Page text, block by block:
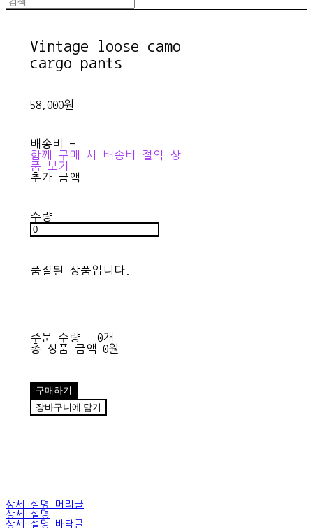
Vintage loose camo
cargo pants
58,000원
배송비 -
함께 구매 시 배송비 절약 상
품 보기
추가 금액
수량
품절된 상품입니다.
주문 수량
0개
총 상품 금액
0원
구매하기
장바구니에 담기
상세 설명 머리글
상세 설명
상세 설명 바닥글